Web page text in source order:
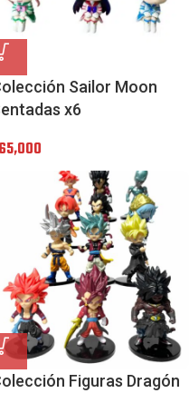
Sailor Moon
x6
65,000
Figuras Dragón